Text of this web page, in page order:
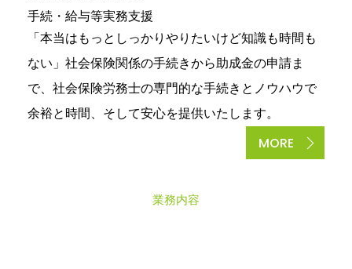
手続・給与等実務支援
「本当はもっとしっかりやりたいけど知識も時間も
ない」社会保険関係の手続きから助成金の申請ま
で、社会保険労務士の専門的な手続きとノウハウで
余裕と時間、そして安心を提供いたします。
MORE
CA SE
業務内容